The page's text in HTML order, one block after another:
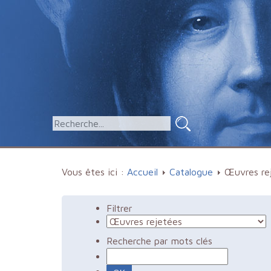
Vous êtes ici : Accueil Catalogue Œuvres
Filtrer
Recherche par mots clés